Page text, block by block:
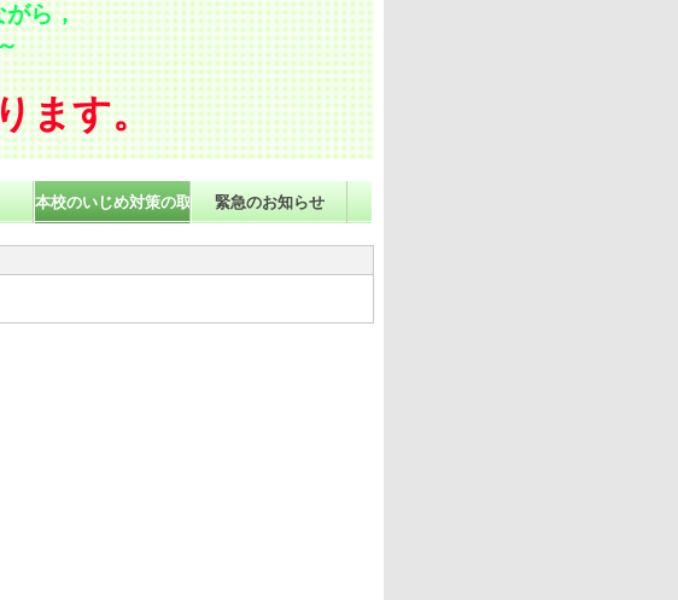
がら，
ます。
本校のいじめ対策の取組 緊急のお知らせ